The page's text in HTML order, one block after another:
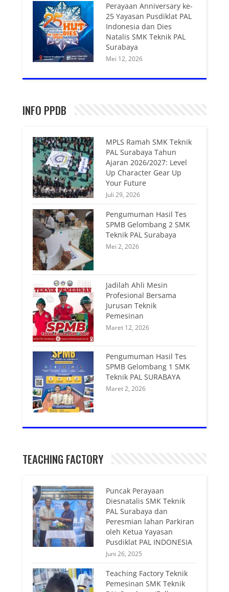
Perayaan Anniversary ke-
25 Yayasan Pusdiklat PAL
Indonesia dan Dies
Natalis SMK Teknik PAL
Surabaya
Mei 12, 2026
INFO PPDB
MPLS Ramah SMK Teknik
PAL Surabaya Tahun
Ajaran 2026/2027: Level
Up Character Gear Up
Your Future
Juli 29, 2026
Pengumuman Hasil Tes
SPMB Gelombang 2 SMK
Teknik PAL Surabaya
Mei 2, 2026
Jadilah Ahli Mesin
Profesional Bersama
Jurusan Teknik
Pemesinan
Maret 12, 2026
Pengumuman Hasil Tes
SPMB Gelombang 1 SMK
Teknik PAL SURABAYA
Maret 2, 2026
TEACHING FACTORY
Puncak Perayaan
Diesnatalis SMK Teknik
PAL Surabaya dan
Peresmian lahan Parkiran
oleh Ketua Yayasan
Pusdiklat PAL INDONESIA
Juni 26, 2025
Teaching Factory Teknik
Pemesinan SMK Teknik